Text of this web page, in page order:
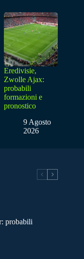
Eredivisie,
Zwolle Ajax:
probabili
formazioni e
pronostico
9 Agosto
2026
probabili